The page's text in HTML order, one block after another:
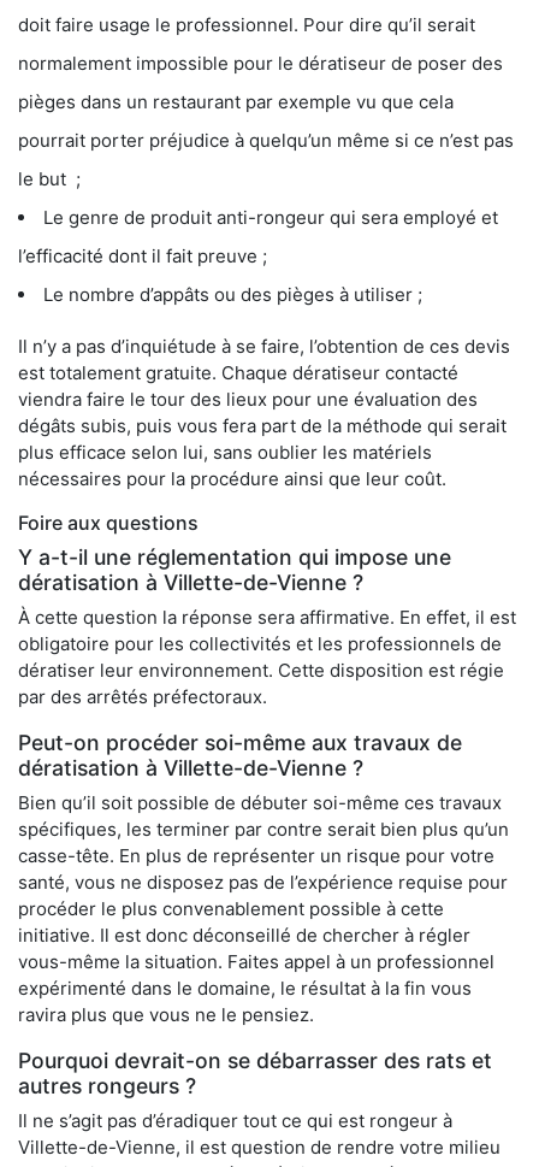
doit faire usage le professionnel. Pour dire qu’il serait
normalement impossible pour le dératiseur de poser des
pièges dans un restaurant par exemple vu que cela
pourrait porter préjudice à quelqu’un même si ce n’est pas
le but ;
Le genre de produit anti-rongeur qui sera employé et
l’efficacité dont il fait preuve ;
Le nombre d’appâts ou des pièges à utiliser ;
Il n’y a pas d’inquiétude à se faire, l’obtention de ces devis
est totalement gratuite. Chaque dératiseur contacté
viendra faire le tour des lieux pour une évaluation des
dégâts subis, puis vous fera part de la méthode qui serait
plus efficace selon lui, sans oublier les matériels
nécessaires pour la procédure ainsi que leur coût.
Foire aux questions
Y a-t-il une réglementation qui impose une
dératisation à Villette-de-Vienne ?
À cette question la réponse sera affirmative. En effet, il est
obligatoire pour les collectivités et les professionnels de
dératiser leur environnement. Cette disposition est régie
par des arrêtés préfectoraux.
Peut-on procéder soi-même aux travaux de
dératisation à Villette-de-Vienne ?
Bien qu’il soit possible de débuter soi-même ces travaux
spécifiques, les terminer par contre serait bien plus qu’un
casse-tête. En plus de représenter un risque pour votre
santé, vous ne disposez pas de l’expérience requise pour
procéder le plus convenablement possible à cette
initiative. Il est donc déconseillé de chercher à régler
vous-même la situation. Faites appel à un professionnel
expérimenté dans le domaine, le résultat à la fin vous
ravira plus que vous ne le pensiez.
Pourquoi devrait-on se débarrasser des rats et
autres rongeurs ?
Il ne s’agit pas d’éradiquer tout ce qui est rongeur à
Villette-de-Vienne, il est question de rendre votre milieu